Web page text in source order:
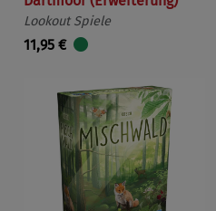
Lookout Spiele
11,95 €